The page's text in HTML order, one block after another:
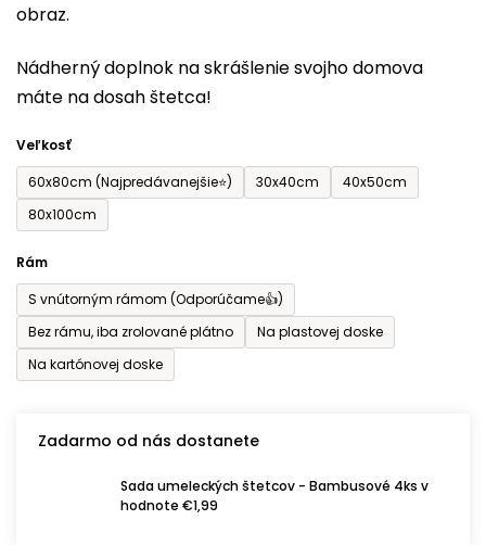
obraz.
Nádherný doplnok na skrášlenie svojho domova
máte na dosah štetca!
Veľkosť
60x80cm (Najpredávanejšie⭐)
30x40cm
40x50cm
80x100cm
Rám
S vnútorným rámom (Odporúčame👍)
Bez rámu, iba zrolované plátno
Na plastovej doske
Na kartónovej doske
Zadarmo od nás dostanete
Sada umeleckých štetcov - Bambusové 4ks v
hodnote €1,99